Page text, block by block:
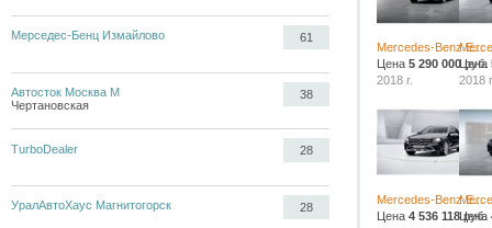
Мерседес-Бенц Измайлово 61
Автосток Москва М
Чертановская
38
TurboDealer 28
УралАвтоХаус Магнитогорск 28
Mercedes-Benz E...
Цена 5 290 000 руб.
2018 г.
Цена
2018
Mercedes-Benz E...
Цена 4 536 118руб.
Цена